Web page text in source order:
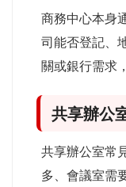
商務中心本身
司能否登記、
關或銀行需求
共享辦公
共享辦公室常
多、會議室需